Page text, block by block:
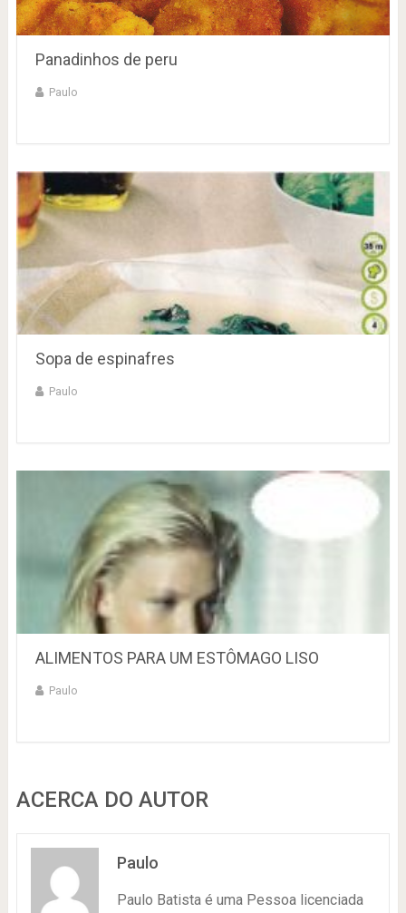
Panadinhos de peru
Paulo
Sopa de espinafres
Paulo
ALIMENTOS PARA UM ESTÔMAGO LISO
Paulo
ACERCA DO AUTOR
Paulo
Paulo Batista é uma Pessoa licenciada